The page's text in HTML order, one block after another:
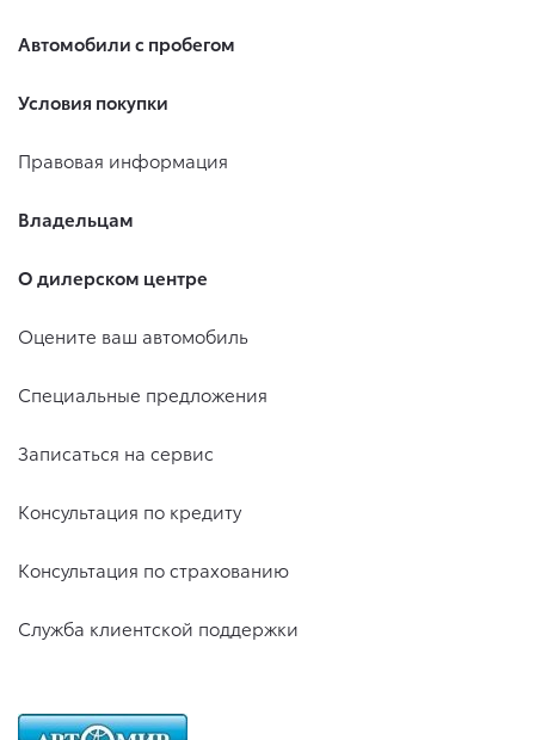
Автомобили с пробегом
Условия покупки
Правовая информация
Владельцам
О дилерском центре
Оцените ваш автомобиль
Специальные предложения
Записаться на сервис
Консультация по кредиту
Консультация по страхованию
Служба клиентской поддержки